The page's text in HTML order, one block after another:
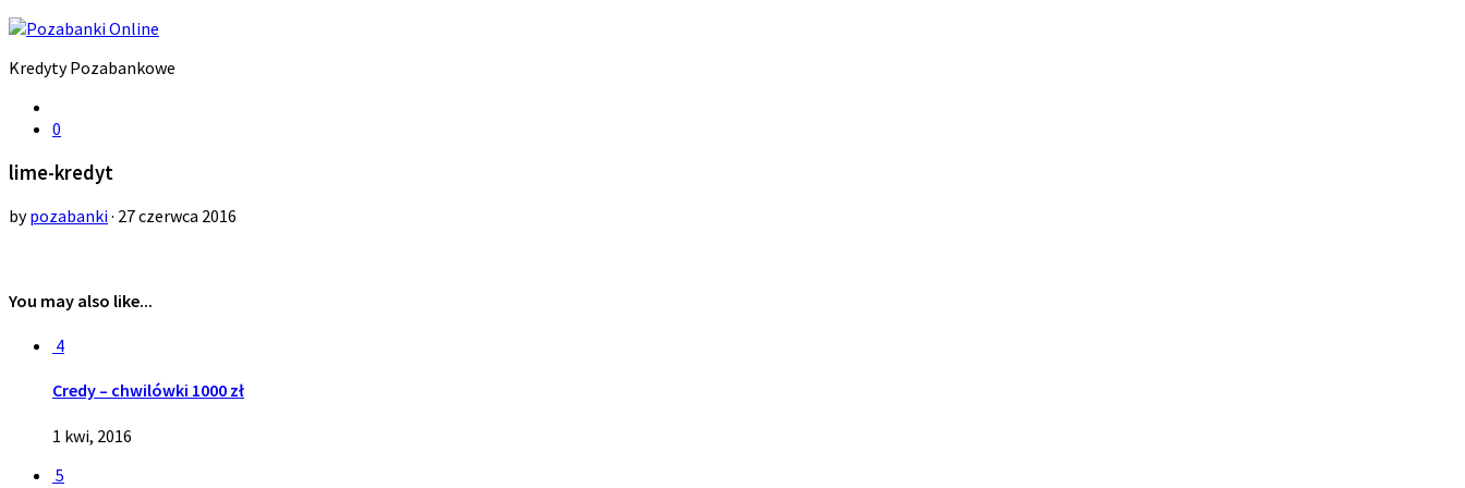
Kredyty Pozabankowe
0
lime-kredyt
bypozabanki· 27 czerwca 2016
You may also like...
4
Credy – chwilówki 1000 zł
1 kwi, 2016
5